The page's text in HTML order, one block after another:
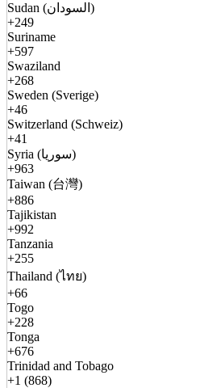
Sudan (السودان)
+249
Suriname
+597
Swaziland
+268
Sweden (Sverige)
+46
Switzerland (Schweiz)
+41
Syria (سوريا)
+963
Taiwan (台灣)
+886
Tajikistan
+992
Tanzania
+255
Thailand (ไทย)
+66
Togo
+228
Tonga
+676
Trinidad and Tobago
+1 (868)